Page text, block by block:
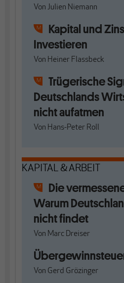
Von Julien Niemann
Kapital und
Investieren
Von Heiner Flassbeck
Trügerische
Deutschlands
nicht aufatmen
Von Hans-Peter Roll
KAPITAL & ARBEIT
Die
Warum
nicht findet
Von Marc Dreiser
Von Gerd Grözinger